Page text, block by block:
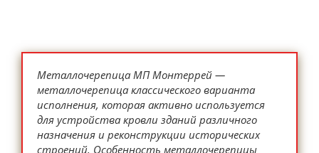
Металлочерепица МП Монтеррей —
металлочерепица классического варианта
исполнения, которая активно используется
для устройства кровли зданий различного
назначения и реконструкции исторических
строений. Особенность металлочерепицы